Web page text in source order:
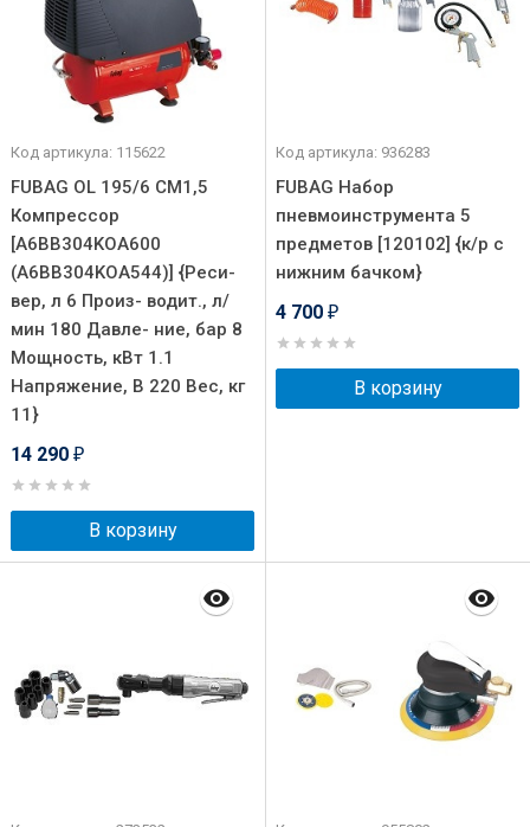
Код артикула: 115622
FUBAG OL 195/6 CM1,5
Компрессор
[A6BB304KOA600
(A6BB304KOA544)] {Реси-
вер, л 6 Произ- водит., л/
мин 180 Давле- ние, бар 8
Мощность, кВт 1.1
Напряжение, В 220 Вес, кг
11}
14 290 ₽
В корзину
Код артикула: 936283
FUBAG Набор
пневмоинструмента 5
предметов [120102] {к/р с
нижним бачком}
4 700 ₽
В корзину